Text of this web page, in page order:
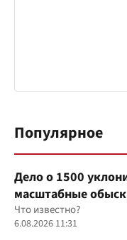
Популярное
Дело о 1500
масштабные
Что известно?
6.08.2026 11:31